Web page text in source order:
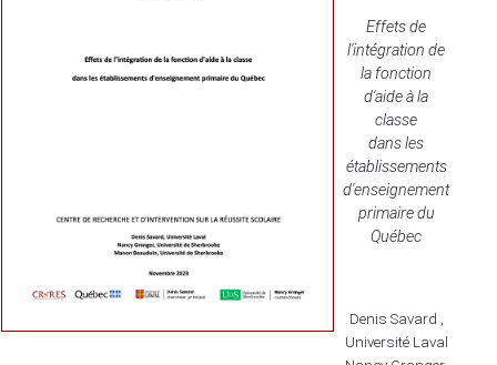
Effets de
l'intégration de
la fonction
d'aide à la
classe
dans les
établissements
d'enseignement
primaire du
Québec
Denis Savard ,
Université Laval